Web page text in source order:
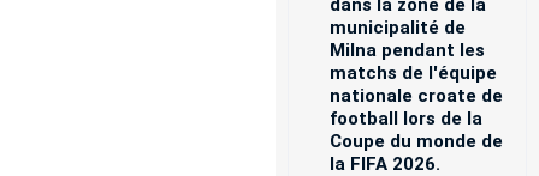
dans la zone de la
municipalité de
Milna pendant les
matchs de l'équipe
nationale croate de
football lors de la
Coupe du monde de
la FIFA 2026.